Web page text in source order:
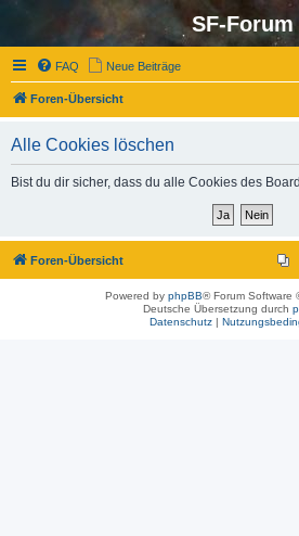
SF-Forum
FAQ Neue Beiträge
Foren-Übersicht
Alle Cookies löschen
Bist du dir sicher, dass du alle Cookies des
Foren-Übersicht
Powered by phpBB® Forum Software
Deutsche Übersetzung durch
Datenschutz|